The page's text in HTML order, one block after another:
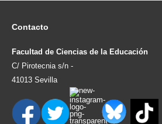
Contacto
Facultad de Ciencias de la Educación
C/ Pirotecnia s/n -
41013 Sevilla